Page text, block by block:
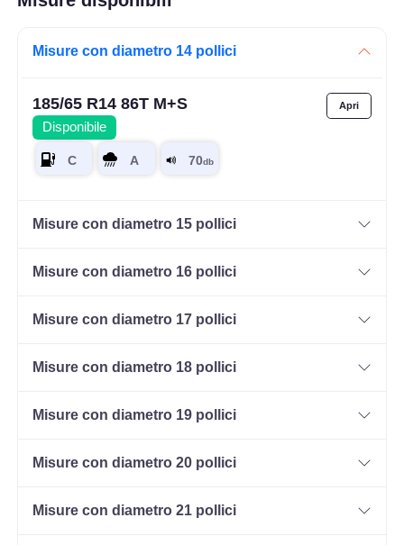
Misure con diametro 14 pollici
185/65 R14 86T M+S
Disponibile
Misure con diametro 15 pollici
Misure con diametro 16 pollici
Misure con diametro 17 pollici
Misure con diametro 18 pollici
Misure con diametro 19 pollici
Misure con diametro 20 pollici
Misure con diametro 21 pollici